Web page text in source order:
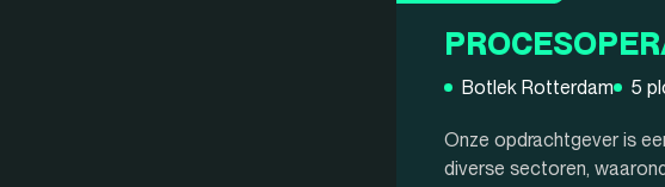
Botlek Rotterdam 5
Onze opdrachtgever is
diverse sectoren,